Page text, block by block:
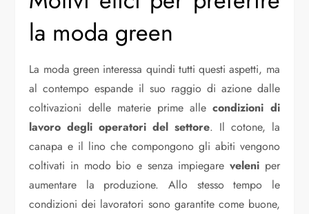
la moda green
La moda green interessa quindi tutti questi aspetti, ma
al contempo espande il suo raggio di azione dalle
coltivazioni delle materie prime allecondizioni di
lavoro degli operatori del settore. Il cotone, la
canapa e il lino che compongono gli abiti vengono
coltivati in modo bio e senza impiegare veleniper
aumentare la produzione. Allo stesso tempo le
condizioni dei lavoratori sono garantite come buone,